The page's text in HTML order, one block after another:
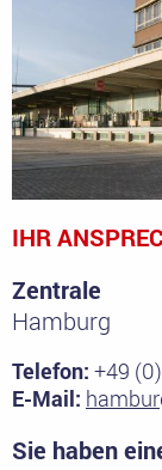
IHR
Zentrale
Hamburg
Telefon: +49
E-Mail:
Sie haben